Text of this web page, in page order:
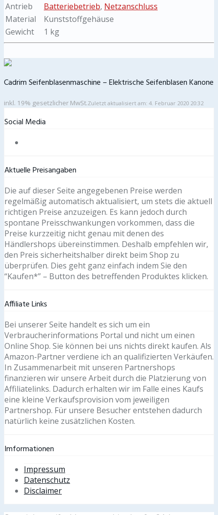
Antrieb
Batteriebetrieb, Netzanschluss
Material
Kunststoffgehäuse
Gewicht
1 kg
Cadrim Seifenblasenmaschine – Elektrische Seifenblasen Kanone
inkl. 19% gesetzlicher MwSt.Zuletzt aktualisiert am: 4. Februar 2020 20:32
Social Media
Aktuelle Preisangaben
Die auf dieser Seite angegebenen Preise werden
regelmäßig automatisch aktualisiert, um stets die aktuell
richtigen Preise anzuzeigen. Es kann jedoch durch
spontane Preisschwankungen vorkommen, dass die
Preise kurzzeitig nicht genau mit denen des
Händlershops übereinstimmen. Deshalb empfehlen wir,
den Preis sicherheitshalber direkt beim Shop zu
überprüfen. Dies geht ganz einfach indem Sie den
“Kaufen*” – Button des betreffenden Produktes klicken.
Affiliate Links
Bei unserer Seite handelt es sich um ein
Verbraucherinformations Portal und nicht um einen
Online Shop. Sie können bei uns nichts direkt kaufen. Als
Amazon-Partner verdiene ich an qualifizierten Verkäufen.
In Zusammenarbeit mit unseren Partnershops
finanzieren wir unsere Arbeit durch die Platzierung von
Affiliatelinks. Dadurch erhalten wir im Falle eines Kaufs
eine kleine Verkaufsprovision vom jeweiligen
Partnershop. Für unsere Besucher entstehen dadurch
natürlich keine zusätzlichen Kosten.
Imformationen
Impressum
Datenschutz
Disclaimer